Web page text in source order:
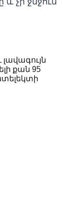
քան 95